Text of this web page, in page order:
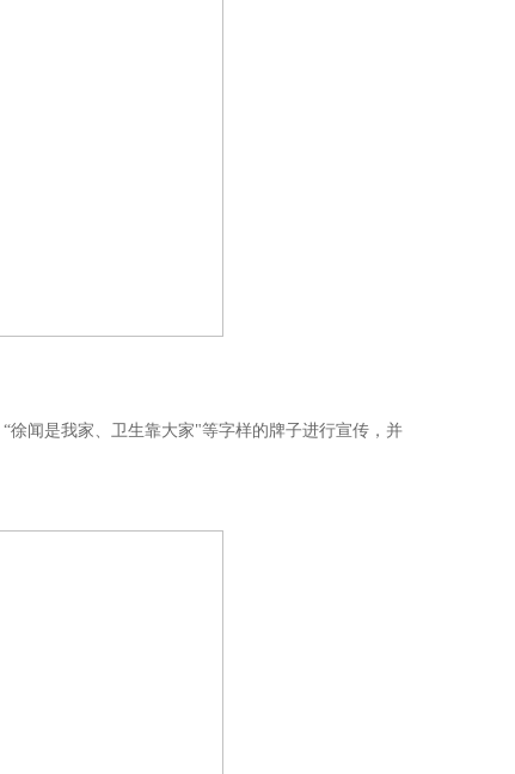
徐闻是我家、卫生靠大家"等字样的牌子进行宣传，并